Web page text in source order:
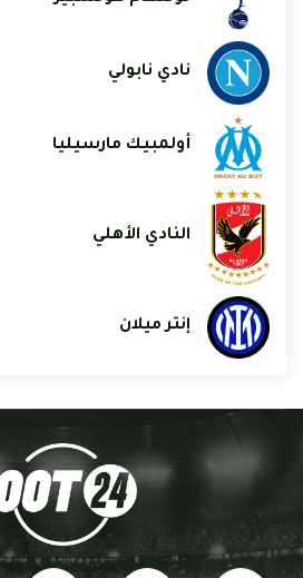
نادي نابولي
أولمبيك مارسيليا
النادي الأهلي
إنتر ميلان